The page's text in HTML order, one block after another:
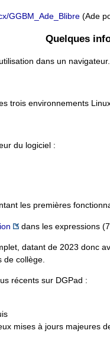
GGBM_Ade_Blibre (Ade
Quelques
dans un
trois environnements
du logiciel :
les premières
dans les expressions
datant de 2023 donc
collège.
récents sur DGPad :
mises à jours majeures